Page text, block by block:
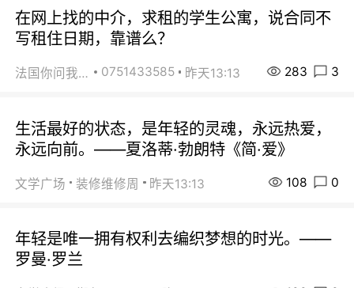
在网上找的中介，求租的学生公寓，说合同不
写租住日期，靠谱么？
法国你问我答 0751433585 昨天13:13 283 3
生活最好的状态，是年轻的灵魂，永远热爱，
永远向前。——夏洛蒂·勃朗特《简·爱》
文学广场 装修维修周 昨天13:13 108 0
年轻是唯一拥有权利去编织梦想的时光。——
罗曼·罗兰